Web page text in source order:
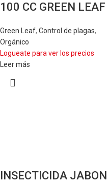
100 CC GREEN LEAF
Green Leaf, Control de plagas,
Orgánico
Logueate para ver los precios
Leer más
INSECTICIDA JABON